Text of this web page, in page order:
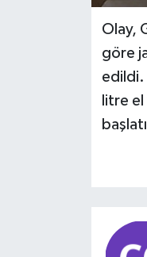
Olay,
göre
edildi.
litre el